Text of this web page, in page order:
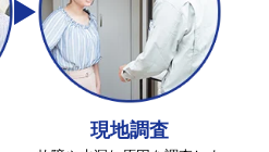
現地調査